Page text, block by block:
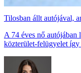
Tilosban állt autójával,
A 74 éves nő autójában
közterület-felügyelet így